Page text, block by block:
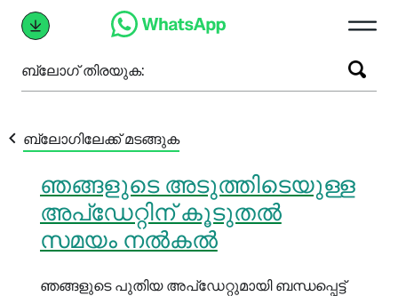
ബ്ലോഗ് തിരയുക:
ബ്ലോഗിലേക്ക് മടങ്ങുക
ഞങ്ങളുടെ അടുത്തിടെയുള്ള
അപ്‌ഡേറ്റിന് കൂടുതൽ
സമയം നൽകൽ
ഞങ്ങളുടെ പുതിയ അപ്‌ഡേറ്റുമായി ബന്ധപ്പെട്ട്